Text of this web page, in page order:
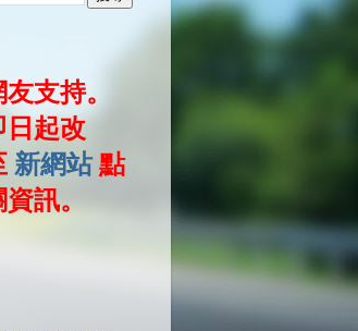
支持。
日起改
新網站點
訊。